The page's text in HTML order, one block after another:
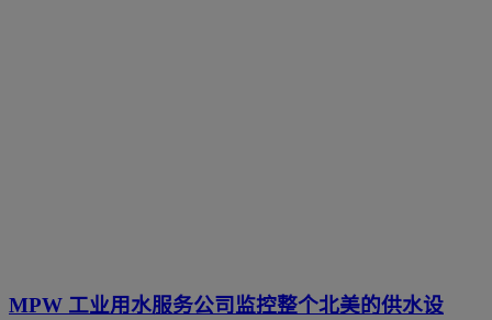
MPW 工业用水服务公司监控整个北美的供水设